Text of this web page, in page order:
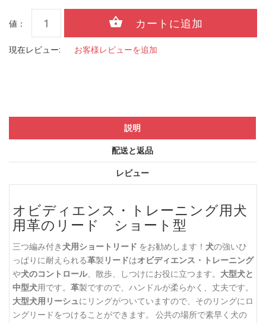
値：
現在レビュー: お客様レビューを追加
説明
配送と返品
レビュー
オビディエンス・トレーニング用犬
用革のリード ショート型
三つ編み付き 犬用ショートリード をお勧めします！ 犬の強いひ
っぱりに耐えられる革製 リードはオビディエンス・トレーニング
や犬のコントロール、散歩、しつけにお役に立つます。 大型犬と
中型犬用です。 革製ですので、ハンドルが柔らかく、丈夫です。
大型犬用リーシュにリングがついていますので、そのリングにロ
ングリードをつけることができます。 公共の場所で素早く犬の